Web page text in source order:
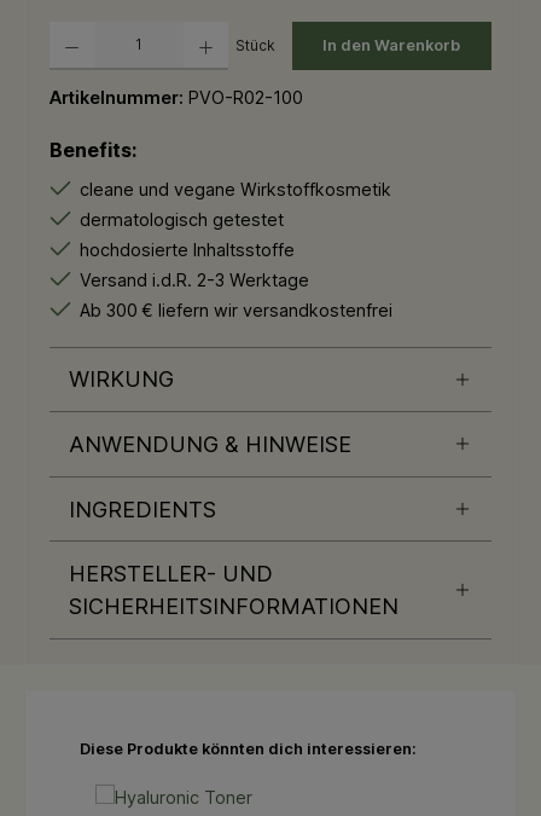
Stück In den Warenkorb
Artikelnummer: PVO-R02-100
Benefits:
cleane und vegane Wirkstoffkosmetik
dermatologisch getestet
hochdosierte Inhaltsstoffe
Versand i.d.R. 2-3 Werktage
Ab 300 € liefern wir versandkostenfrei
WIRKUNG
ANWENDUNG & HINWEISE
INGREDIENTS
HERSTELLER- UND
SICHERHEITSINFORMATIONEN
Produktgalerie überspringen
Diese Produkte könnten dich interessieren: